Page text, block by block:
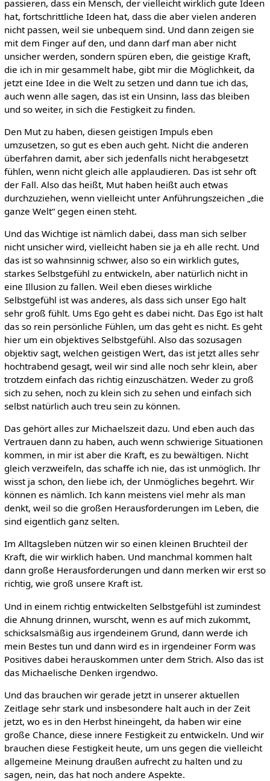
passieren, dass ein Mensch, der vielleicht wirklich gute Ideen
hat, fortschrittliche Ideen hat, dass die aber vielen anderen
nicht passen, weil sie unbequem sind. Und dann zeigen sie
mit dem Finger auf den, und dann darf man aber nicht
unsicher werden, sondern spüren eben, die geistige Kraft,
die ich in mir gesammelt habe, gibt mir die Möglichkeit, da
jetzt eine Idee in die Welt zu setzen und dann tue ich das,
auch wenn alle sagen, das ist ein Unsinn, lass das bleiben
und so weiter, in sich die Festigkeit zu finden.
Den Mut zu haben, diesen geistigen Impuls eben
umzusetzen, so gut es eben auch geht. Nicht die anderen
überfahren damit, aber sich jedenfalls nicht herabgesetzt
fühlen, wenn nicht gleich alle applaudieren. Das ist sehr oft
der Fall. Also das heißt, Mut haben heißt auch etwas
durchzuziehen, wenn vielleicht unter Anführungszeichen „die
ganze Welt“ gegen einen steht.
Und das Wichtige ist nämlich dabei, dass man sich selber
nicht unsicher wird, vielleicht haben sie ja eh alle recht. Und
das ist so wahnsinnig schwer, also so ein wirklich gutes,
starkes Selbstgefühl zu entwickeln, aber natürlich nicht in
eine Illusion zu fallen. Weil eben dieses wirkliche
Selbstgefühl ist was anderes, als dass sich unser Ego halt
sehr groß fühlt. Ums Ego geht es dabei nicht. Das Ego ist halt
das so rein persönliche Fühlen, um das geht es nicht. Es geht
hier um ein objektives Selbstgefühl. Also das sozusagen
objektiv sagt, welchen geistigen Wert, das ist jetzt alles sehr
hochtrabend gesagt, weil wir sind alle noch sehr klein, aber
trotzdem einfach das richtig einzuschätzen. Weder zu groß
sich zu sehen, noch zu klein sich zu sehen und einfach sich
selbst natürlich auch treu sein zu können.
Das gehört alles zur Michaelszeit dazu. Und eben auch das
Vertrauen dann zu haben, auch wenn schwierige Situationen
kommen, in mir ist aber die Kraft, es zu bewältigen. Nicht
gleich verzweifeln, das schaffe ich nie, das ist unmöglich. Ihr
wisst ja schon, den liebe ich, der Unmögliches begehrt. Wir
können es nämlich. Ich kann meistens viel mehr als man
denkt, weil so die großen Herausforderungen im Leben, die
sind eigentlich ganz selten.
Im Alltagsleben nützen wir so einen kleinen Bruchteil der
Kraft, die wir wirklich haben. Und manchmal kommen halt
dann große Herausforderungen und dann merken wir erst so
richtig, wie groß unsere Kraft ist.
Und in einem richtig entwickelten Selbstgefühl ist zumindest
die Ahnung drinnen, wurscht, wenn es auf mich zukommt,
schicksalsmäßig aus irgendeinem Grund, dann werde ich
mein Bestes tun und dann wird es in irgendeiner Form was
Positives dabei herauskommen unter dem Strich. Also das ist
das Michaelische Denken irgendwo.
Und das brauchen wir gerade jetzt in unserer aktuellen
Zeitlage sehr stark und insbesondere halt auch in der Zeit
jetzt, wo es in den Herbst hineingeht, da haben wir eine
große Chance, diese innere Festigkeit zu entwickeln. Und wir
brauchen diese Festigkeit heute, um uns gegen die vielleicht
allgemeine Meinung draußen aufrecht zu halten und zu
sagen, nein, das hat noch andere Aspekte.